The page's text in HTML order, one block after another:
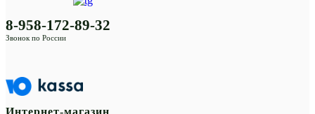
Интернет-магазин
8-958-172-89-32
Звонок по России